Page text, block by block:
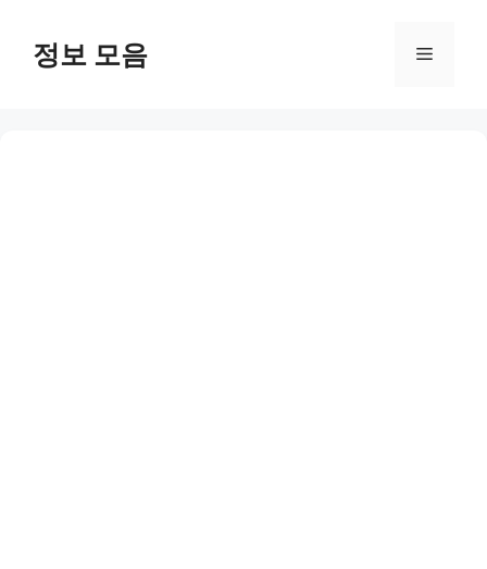
content정보 모음 Menu